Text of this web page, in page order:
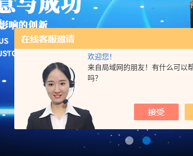
欢迎您！
来自局域网的朋友！有什么可以
吗？